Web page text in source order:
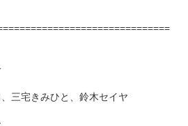
きみひと、鈴木セイヤ